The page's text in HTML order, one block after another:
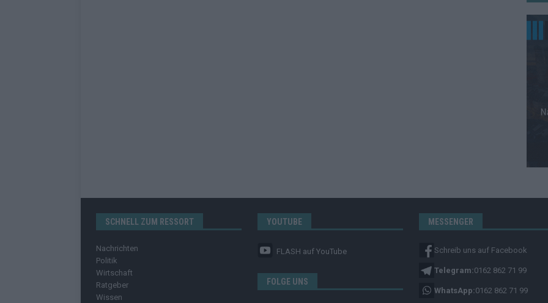
SCHNELL ZUM RESSORT
Nachrichten
Politik
Wirtschaft
Ratgeber
Wissen
YOUTUBE
FLASH auf YouTube
FOLGE UNS
MESSENGER
Schreib uns auf Facebook
Telegram:0162 862 71 99
WhatsApp:0162 862 71 99